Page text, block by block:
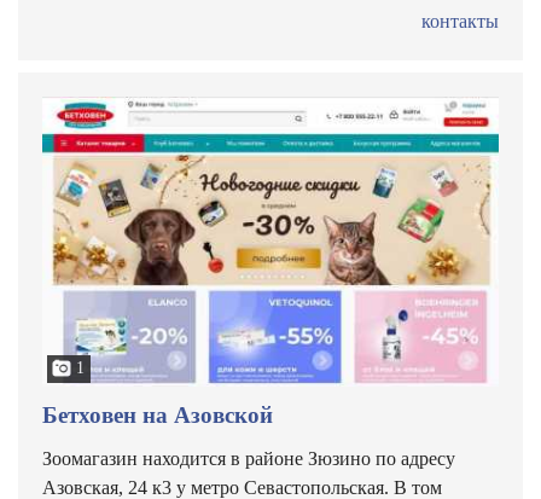
контакты
1
Бетховен на Азовской
Зоомагазин находится в районе Зюзино по адресу
Азовская, 24 к3 у метро Севастопольская. В том